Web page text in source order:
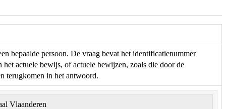
bepaalde persoon. De vraag bevat het identificatienummer
actuele bewijs, of actuele bewijzen, zoals die door de
terugkomen in het antwoord.
Vlaanderen